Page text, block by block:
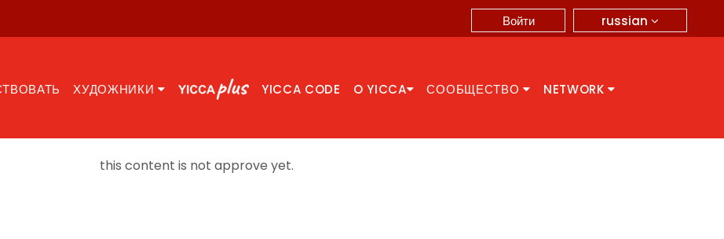
russian
Войти
ХУДОЖНИКИ YICCA CODE O YICCA СООБЩЕСТВО NETWORK
this content is not approve yet.